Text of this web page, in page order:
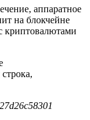
аппаратное
на блокчейне
криптовалютами